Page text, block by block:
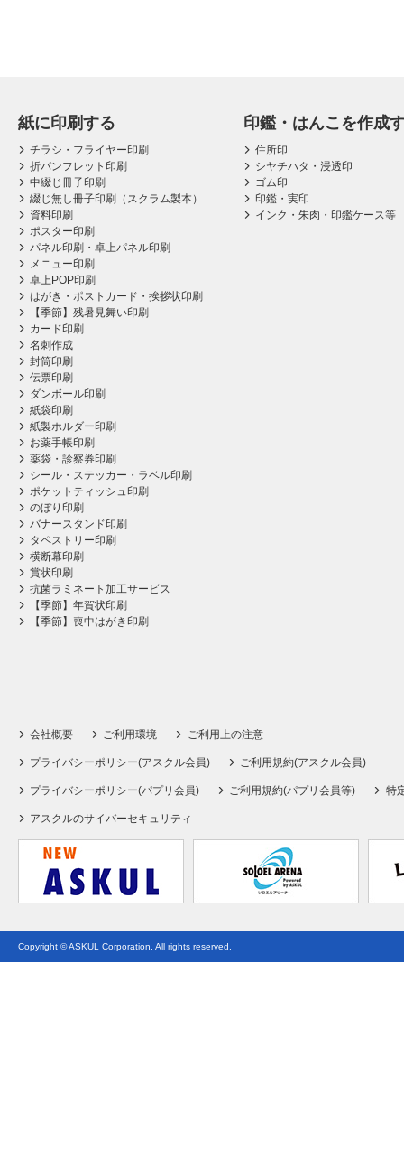
紙に印刷する
チラシ・フライヤー印刷
折パンフレット印刷
中綴じ冊子印刷
綴じ無し冊子印刷（スクラム製本）
資料印刷
ポスター印刷
パネル印刷・卓上パネル印刷
メニュー印刷
卓上POP印刷
はがき・ポストカード・挨拶状印刷
【季節】残暑見舞い印刷
カード印刷
名刺作成
封筒印刷
伝票印刷
ダンボール印刷
紙袋印刷
紙製ホルダー印刷
お薬手帳印刷
薬袋・診察券印刷
シール・ステッカー・ラベル印刷
ポケットティッシュ印刷
のぼり印刷
バナースタンド印刷
タペストリー印刷
横断幕印刷
賞状印刷
抗菌ラミネート加工サービス
【季節】年賀状印刷
【季節】喪中はがき印刷
印鑑・はんこを作成
住所印
シヤチハタ・浸透印
ゴム印
印鑑・実印
インク・朱肉・印鑑ケース等
会社概要 ご利用環境 ご利用上の注意
プライバシーポリシー(アスクル会員) ご利用規約(アスクル会員)
プライバシーポリシー(パプリ会員) ご利用規約(パプリ会員等) 特
アスクルのサイバーセキュリティ
Copyright © ASKUL Corporation. All rights reserved.